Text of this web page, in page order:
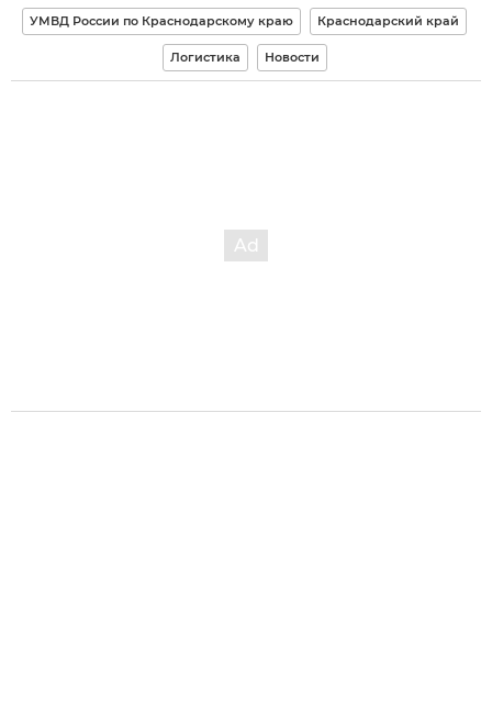
УМВД России по Краснодарскому краю Краснодарский край
Логистика Новости